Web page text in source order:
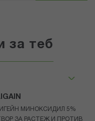
за теб
МИНОКСИДИЛ 5%
ЗА РАСТЕЖ И ПРОТИВ